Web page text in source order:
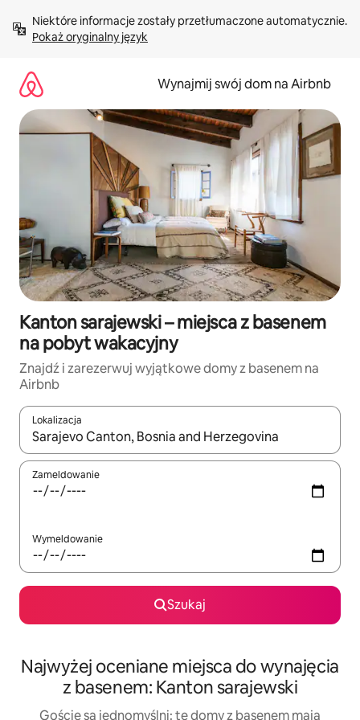
treści Pokaż oryginalny język
Wynajmij swój dom na Airbnb
Kanton sarajewski – miejsca z basenem
na pobyt wakacyjny
Znajdź i zarezerwuj wyjątkowe domy z basenem na
Airbnb
Lokalizacja
Gdy wyniki będą dostępne, możesz poruszać się po nich za
Zameldowanie
Wymeldowanie
Szukaj
Najwyżej oceniane miejsca do wynajęcia
z basenem: Kanton sarajewski
Goście są jednomyślni: te domy z basenem mają